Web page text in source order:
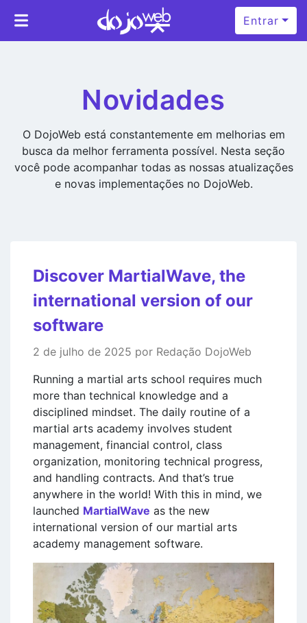
Entrar
Novidades
O DojoWeb está constantemente em melhorias em
busca da melhor ferramenta possível. Nesta seção
você pode acompanhar todas as nossas atualizações
e novas implementações no DojoWeb.
Discover MartialWave, the
international version of our
software
2 de julho de 2025 por Redação DojoWeb
Running a martial arts school requires much
more than technical knowledge and a
disciplined mindset. The daily routine of a
martial arts academy involves student
management, financial control, class
organization, monitoring technical progress,
and handling contracts. And that’s true
anywhere in the world! With this in mind, we
launched MartialWave as the new
international version of our martial arts
academy management software.